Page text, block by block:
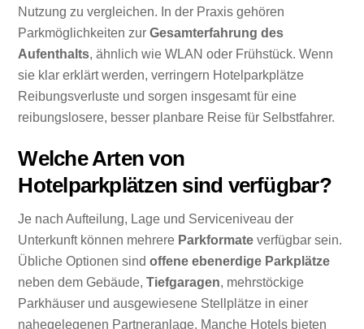
Nutzung zu vergleichen. In der Praxis gehören
Parkmöglichkeiten zurGesamterfahrung des
Aufenthalts, ähnlich wie WLAN oder Frühstück. Wenn
sie klar erklärt werden, verringern Hotelparkplätze
Reibungsverluste und sorgen insgesamt für eine
reibungslosere, besser planbare Reise für Selbstfahrer.
Welche Arten von
Hotelparkplätzen sind verfügbar?
Je nach Aufteilung, Lage und Serviceniveau der
Unterkunft können mehrere Parkformate verfügbar sein.
Übliche Optionen sindoffene ebenerdige Parkplätze
neben dem Gebäude,Tiefgaragen, mehrstöckige
Parkhäuser und ausgewiesene Stellplätze in einer
nahegelegenen Partneranlage. Manche Hotels bieten